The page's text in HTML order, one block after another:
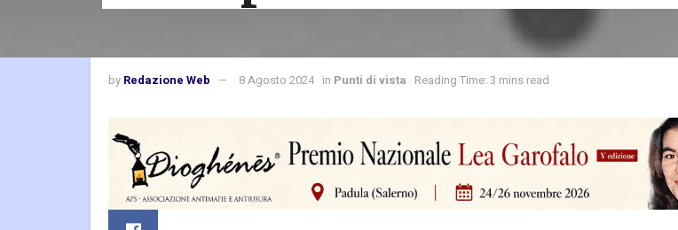
by Redazione Web 8 Agosto 2024 in Punti di vista Reading Time: 3 mins read